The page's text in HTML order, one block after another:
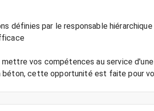
définies par le responsable hiérarchique
vos compétences au service d'une